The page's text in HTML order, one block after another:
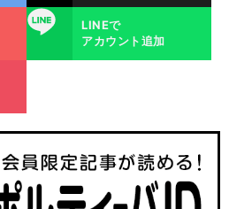
LINE
LINEで
アカウント追加